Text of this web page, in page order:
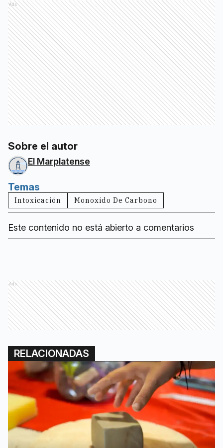
Ads
Sobre el autor
El Marplatense
Temas
Intoxicación Monoxido De Carbono
Este contenido no está abierto a comentarios
Ads
RELACIONADAS